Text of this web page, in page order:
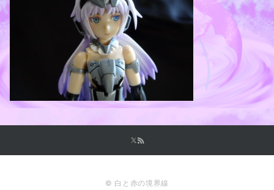
© 白と赤の境界線